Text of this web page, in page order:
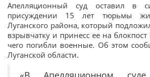
Апелляционный суд оставил в
присуждении 15 лет тюрьмы
Луганского района, который
взрывчатку и принесс ее на блокпост
чего погибли военные. Об этом
Луганской области.